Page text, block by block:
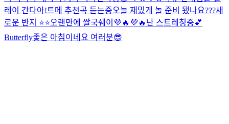
레이 간다아!트메 추천곡 듣는중오늘 재밌게 놀 준비 됐나요???새
로운 반지 ⭐️⭐️오랜만에 쌀국쉐이💜🔥💜🔥 난 스트레칭중💕
Butterfly좋은 아침이네요 여러분😎